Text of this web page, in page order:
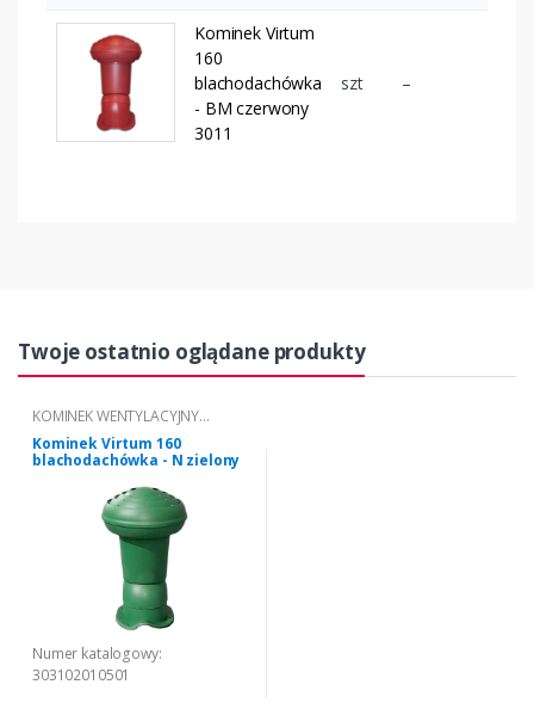
Kominek Virtum
160
blachodachówka
- BM czerwony
3011
szt –
Twoje ostatnio oglądane produkty
KOMINEK WENTYLACYJNY
VIRTUM® DO POKRYĆ Z
BLACHODACHÓWKI
Kominek Virtum 160
blachodachówka - N zielony
Numer katalogowy:
303102010501